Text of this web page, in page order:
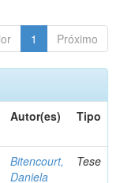
1 Próximo
Autor(es) Tipo
Bitencourt,
Daniela
Tese